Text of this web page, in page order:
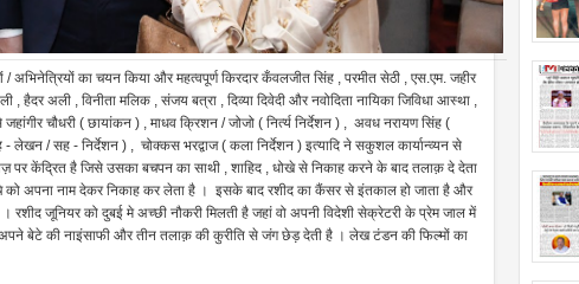
का चयन किया और महत्वपूर्ण किरदार कँवलजीत सिंह , परमीत सेठी , एस.एम. जहीर
हैदर अली , विनीता मलिक , संजय बत्रा , दिव्या दिवेदी और नवोदिता नायिका जिविधा आस्था ,
चौधरी ( छायांकन ) , माधव क्रिशन / जोजो ( निर्त्य निर्देशन ) , अवध नरायण सिंह (
लेखन / सह - निर्देशन ) , चोक्कस भरद्वाज ( कला निर्देशन ) इत्यादि ने सकुशल कार्यान्व्यन से
पर केंद्रित है जिसे उसका बचपन का साथी , शाहिद , धोखे से निकाह करने के बाद तलाक़ दे देता
को अपना नाम देकर निकाह कर लेता है । इसके बाद रशीद का कैंसर से इंतकाल हो जाता है और
जूनियर को दुबई मे अच्छी नौकरी मिलती है जहां वो अपनी विदेशी सेक्रेटरी के प्रेम जाल में
बेटे की नाइंसाफी और तीन तलाक़ की कुरीति से जंग छेड़ देती है । लेख टंडन की फिल्मों का